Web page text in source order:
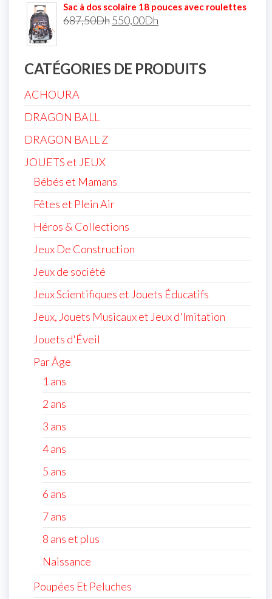
Sac à dos scolaire 18 pouces avec roulettes
687,50Dh550,00Dh
CATÉGORIES DE PRODUITS
ACHOURA
DRAGON BALL
DRAGON BALL Z
JOUETS et JEUX
Bébés et Mamans
Fêtes et Plein Air
Héros & Collections
Jeux De Construction
Jeux de société
Jeux Scientifiques et Jouets Éducatifs
Jeux, Jouets Musicaux et Jeux d'Imitation
Jouets d'Éveil
Par Âge
1 ans
2 ans
3 ans
4 ans
5 ans
6 ans
7 ans
8 ans et plus
Naissance
Poupées Et Peluches